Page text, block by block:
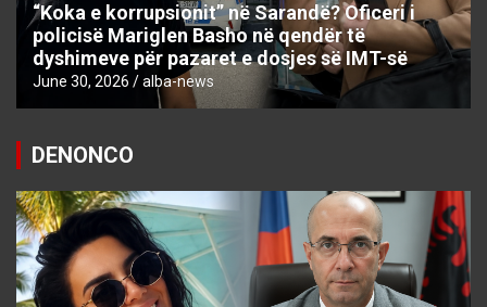
“Koka e korrupsionit” në Sarandë? Oficeri i
policisë Mariglen Basho në qendër të
dyshimeve për pazaret e dosjes së IMT-së
June 30, 2026 alba-news
DENONCO